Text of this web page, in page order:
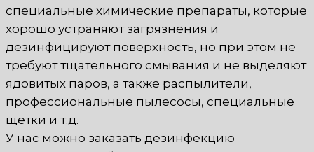
специальные химические препараты, которые
хорошо устраняют загрязнения и
дезинфицируют поверхность, но при этом не
требуют тщательного смывания и не выделяют
ядовитых паров, а также распылители,
профессиональные пылесосы, специальные
щетки и т.д.
У нас можно заказать дезинфекцию